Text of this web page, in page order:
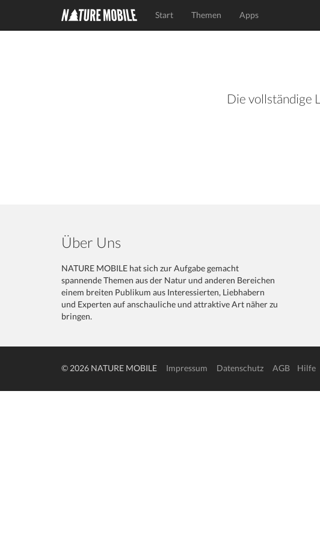
Start Themen Apps
Die vollständige
Über Uns
NATURE MOBILE hat sich zur Aufgabe gemacht
spannende Themen aus der Natur und anderen Bereichen
einem breiten Publikum aus Interessierten, Liebhabern
und Experten auf anschauliche und attraktive Art näher zu
bringen.
© 2026 NATURE MOBILE Impressum Datenschutz AGB Hilfe